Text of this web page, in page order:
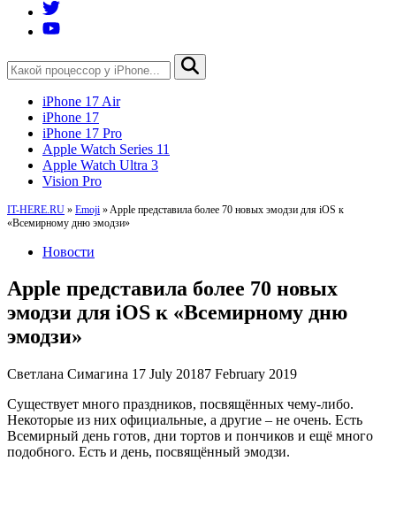
iPhone 17 Air
iPhone 17
iPhone 17 Pro
Apple Watch Series 11
Apple Watch Ultra 3
Vision Pro
IT-HERE.RU » Emoji » Apple представила более 70 новых эмодзи для iOS к
«Всемирному дню эмодзи»
Новости
Apple представила более 70 новых
эмодзи для iOS к «Всемирному дню
эмодзи»
Светлана Симагина 17 July 20187 February 2019
Существует много праздников, посвящённых чему-либо.
Некоторые из них официальные, а другие – не очень. Есть
Всемирный день готов, дни тортов и пончиков и ещё много
подобного. Есть и день, посвящённый эмодзи.